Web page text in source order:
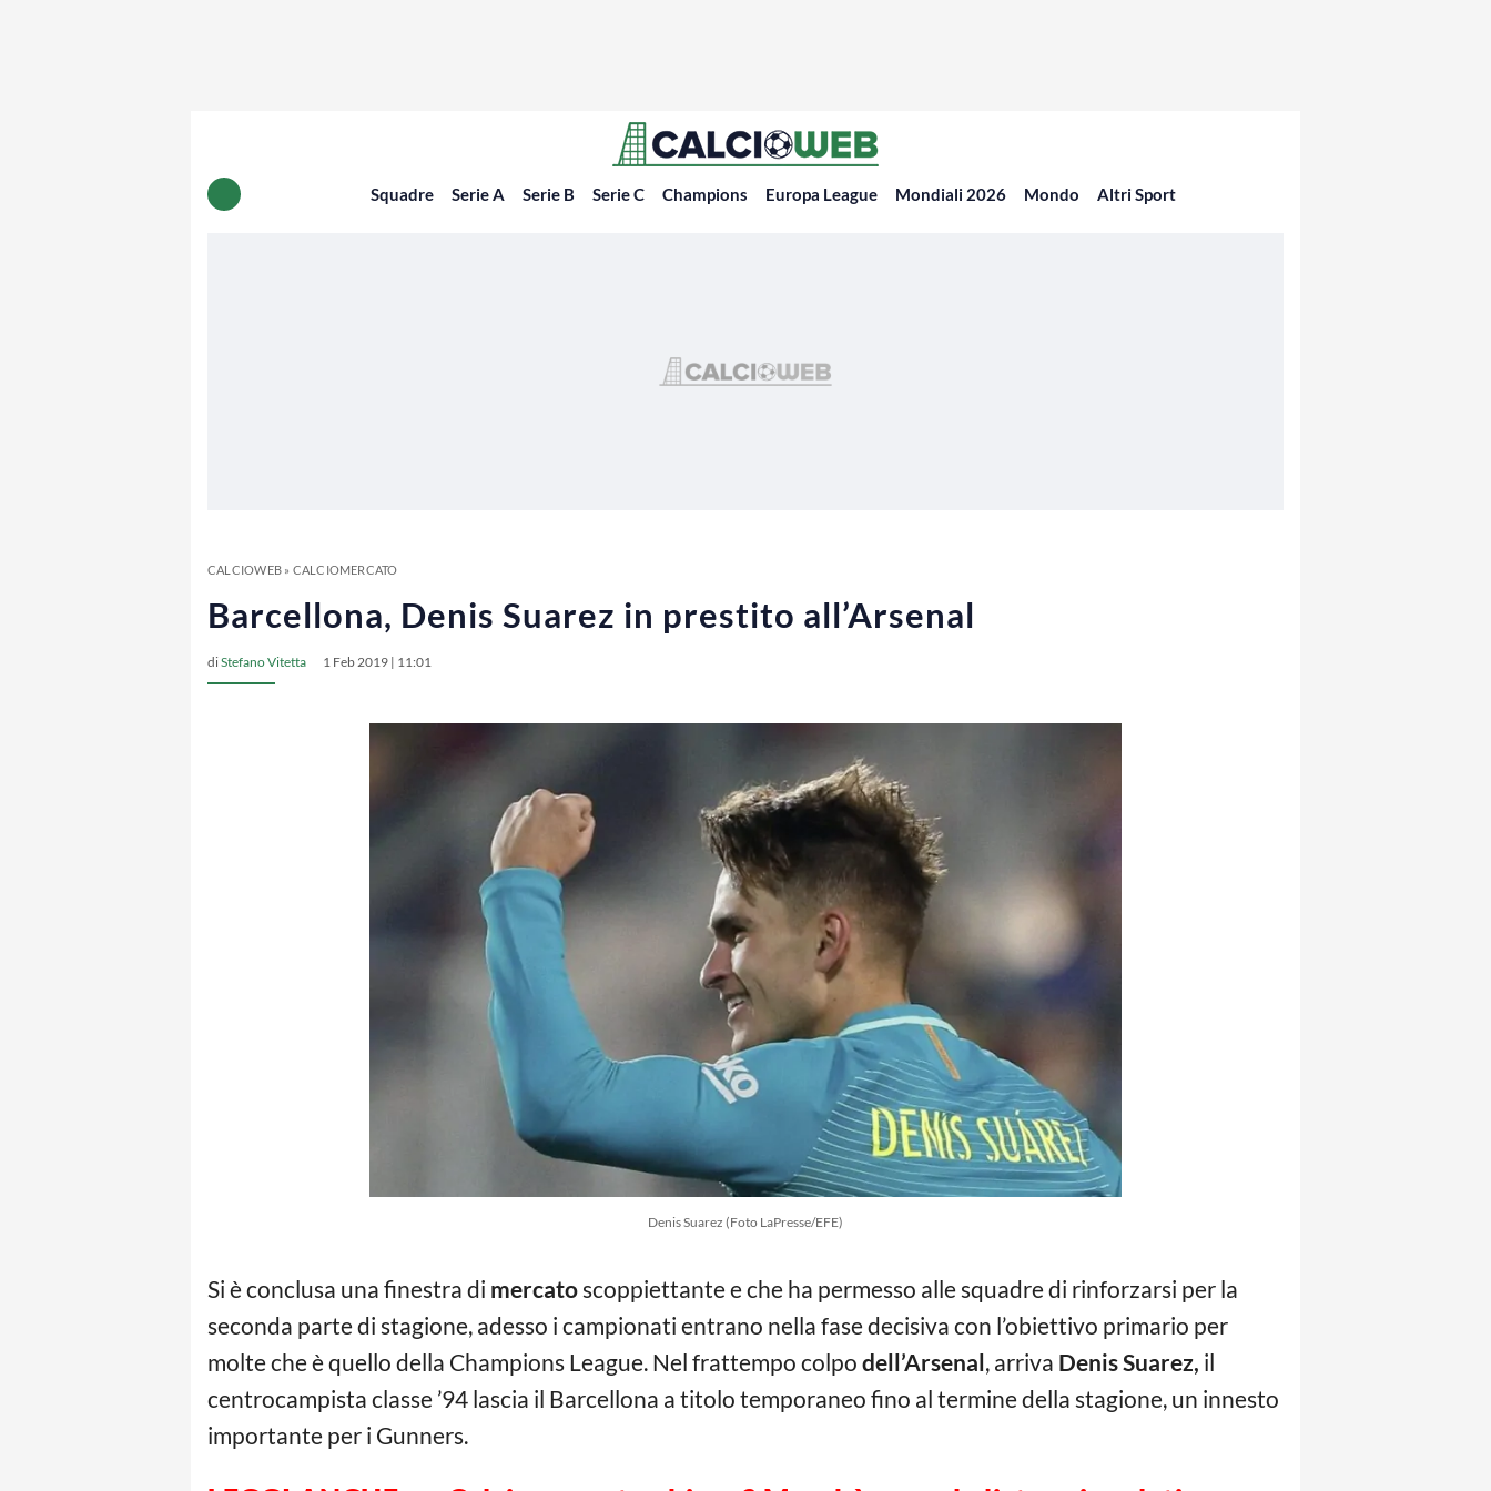
Squadre Serie A Serie B Serie C Champions Europa League Mondiali 2026 Mondo Altri Sport
CALCIOWEB» CALCIOMERCATO
Barcellona, Denis Suarez in prestito all’Arsenal
diStefano Vitetta 1 Feb 2019 | 11:01
Denis Suarez (Foto LaPresse/EFE)
Si è conclusa una finestra di mercatoscoppiettante e che ha permesso alle squadre di rinforzarsi per la
seconda parte di stagione, adesso i campionati entrano nella fase decisiva con l’obiettivo primario per
molte che è quello della Champions League. Nel frattempo colpo dell’Arsenal, arriva Denis Suarez, il
centrocampista classe ’94 lascia il Barcellona a titolo temporaneo fino al termine della stagione, un innesto
importante per i Gunners.